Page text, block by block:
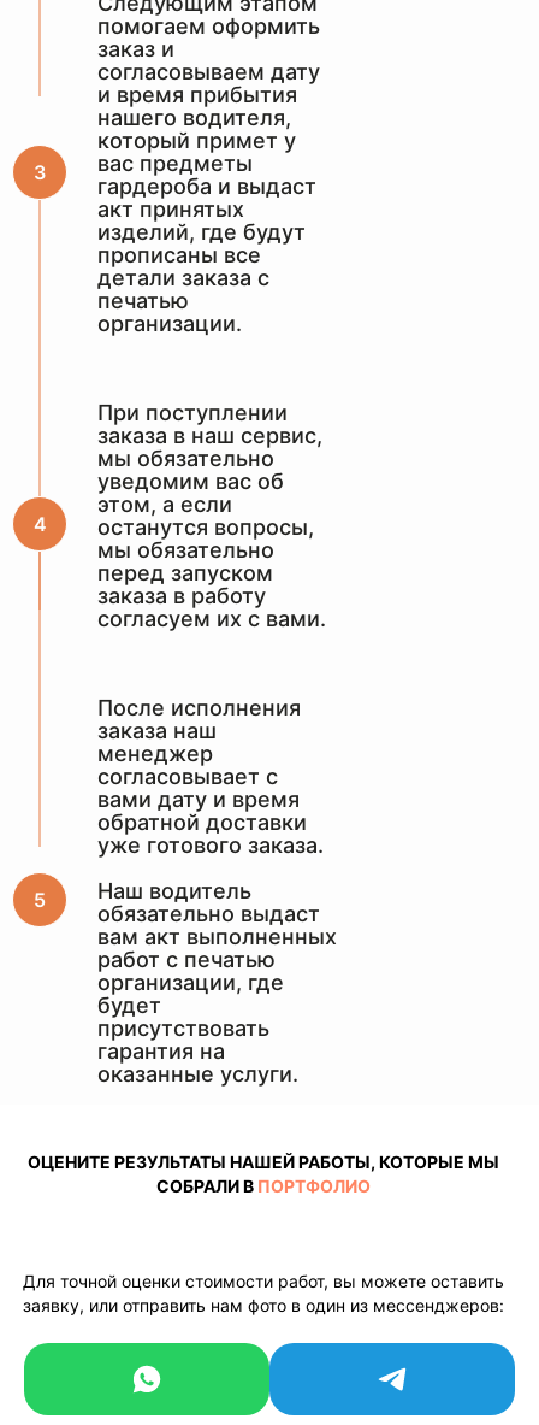
помогаем оформить
заказ и
согласовываем дату
и время прибытия
нашего водителя,
который примет у
вас предметы
гардероба и выдаст
акт принятых
изделий, где будут
прописаны все
детали заказа с
печатью
организации.
При поступлении
заказа в наш сервис,
мы обязательно
уведомим вас об
этом, а если
останутся вопросы,
мы обязательно
перед запуском
заказа в работу
согласуем их с вами.
После исполнения
заказа наш
менеджер
согласовывает с
вами дату и время
обратной доставки
уже готового заказа.
Наш водитель
обязательно выдаст
вам акт выполненных
работ с печатью
организации, где
будет
присутствовать
гарантия на
оказанные услуги.
ОЦЕНИТЕ РЕЗУЛЬТАТЫ НАШЕЙ РАБОТЫ, КОТОРЫЕ МЫ
СОБРАЛИ В ПОРТФОЛИО
Для точной оценки стоимости работ, вы можете оставить
заявку, или отправить нам фото в один из мессенджеров:
ЗАКАЗАТЬ ДОСТАВКУ
МОСКВЕ
Примем вашу сумку и другие
для вас время и место
Если вы находитесь в
другом городе, то мы
принимаем заказы сдэком
или любой другой
компанией на ваш выбор.
Ваше имя
НУЖЕН РЕМОНТ
ИЛИ РЕСТАВРАЦИЯ?
WhatsAppилиTelegram.